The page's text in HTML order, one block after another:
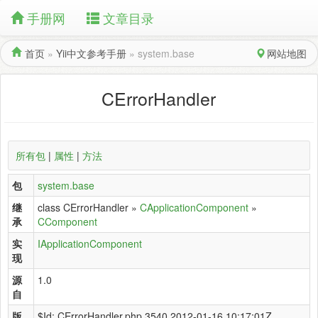
手册网 文章目录
首页 » Yii中文参考手册 » system.base 网站地图
CErrorHandler
所有包 | 属性 | 方法
包
system.base
继
承
class CErrorHandler » CApplicationComponent »
CComponent
实
现
IApplicationComponent
源
自
1.0